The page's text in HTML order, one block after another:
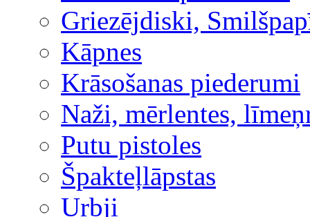
Griezējdiski,
Kāpnes
Krāsošanas piederumi
Naži, mērlentes,
Putu pistoles
Špakteļlāpstas
Urbji